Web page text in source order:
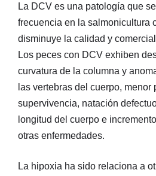
La DCV es una patología que
frecuencia en la salmonicultura
disminuye la calidad y
Los peces con DCV exhiben
curvatura de la columna y
las vertebras del cuerpo, menor
supervivencia, natación
longitud del cuerpo e
otras enfermedades.
La hipoxia ha sido relaciona a